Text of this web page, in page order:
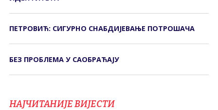
ПЕТРОВИЋ: СИГУРНО СНАБДИЈЕВАЊЕ ПОТРОШАЧА
БЕЗ ПРОБЛЕМА У САОБРАЋАЈУ
НАЈЧИТАНИЈЕ ВИЈЕСТИ